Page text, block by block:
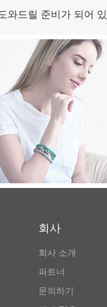
와드릴 준비가 되어
회사
회사 소개
파트너
문의하기